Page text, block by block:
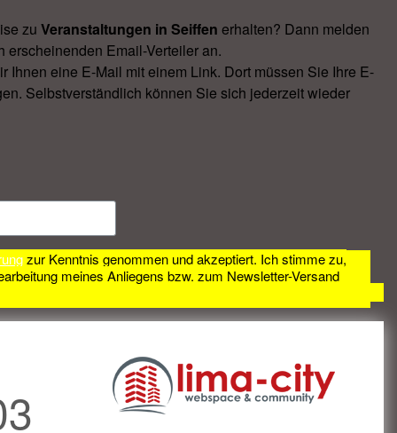
zu Veranstal­tungen in Seiffen erhalten? Dann melden
erscheinenden Email-Verteiler an.
Ihnen eine E-Mail mit einem Link. Dort müssen Sie Ihre E-
Selbstverständlich können Sie sich jederzeit wieder
zur Kenntnis genommen und akzeptiert. Ich stimme zu,
meines Anliegens bzw. zum Newsletter-Versand